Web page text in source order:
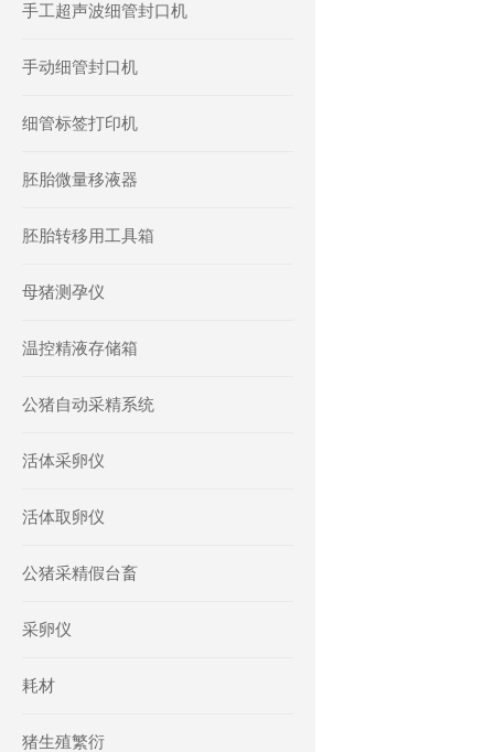
手工超声波细管封口机
手动细管封口机
细管标签打印机
胚胎微量移液器
胚胎转移用工具箱
母猪测孕仪
温控精液存储箱
公猪自动采精系统
活体采卵仪
活体取卵仪
公猪采精假台畜
采卵仪
耗材
猪生殖繁衍